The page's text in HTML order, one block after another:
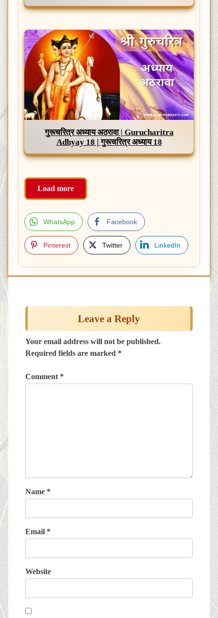
गुरूचरित्र अध्याय अठरावा | Gurucharitra
Adhyay 18 | गुरूचरित्र अध्याय 18
Load more
WhatsApp Facebook
Pinterest Twitter LinkedIn
Leave a Reply
Your email address will not be published.
Required fields are marked *
Comment *
Name *
Email *
Website